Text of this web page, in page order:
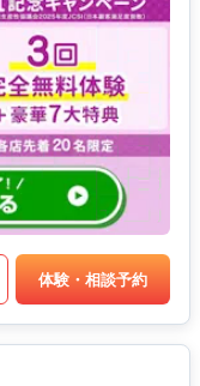
体験・相談予約